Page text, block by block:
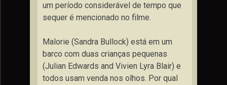
um período considerável de tempo que
sequer é mencionado no filme.
Malorie (Sandra Bullock) está em um
barco com duas crianças pequenas
(Julian Edwards and Vivien Lyra Blair) e
todos usam venda nos olhos. Por qual